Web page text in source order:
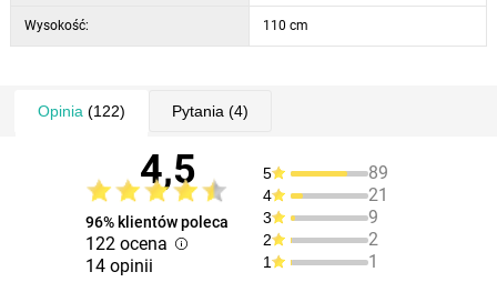
Wysokość: 110 cm
Opinia (122) Pytania (4)
4,5
96% klientów poleca
122 ocena
14 opinii
5 89
4 21
3 9
2 2
1 1